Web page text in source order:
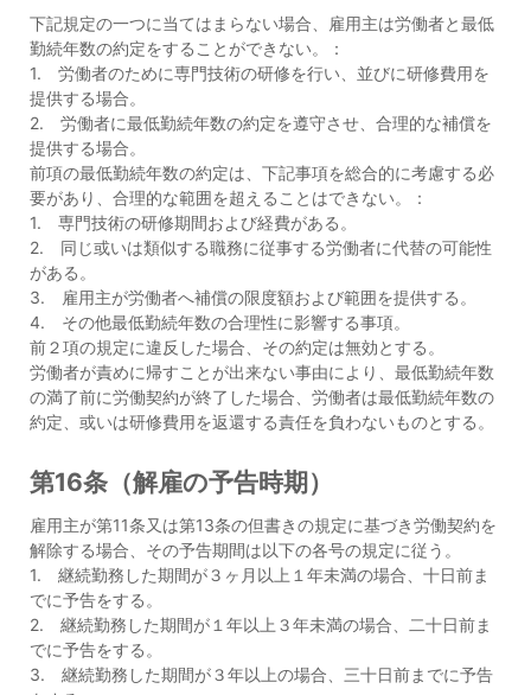
下記規定の一つに当てはまらない場合、雇用主は労働者と最低
勤続年数の約定をすることができない。：
1. 労働者のために専門技術の研修を行い、並びに研修費用を
提供する場合。
2. 労働者に最低勤続年数の約定を遵守させ、合理的な補償を
提供する場合。
前項の最低勤続年数の約定は、下記事項を総合的に考慮する必
要があり、合理的な範囲を超えることはできない。：
1. 専門技術の研修期間および経費がある。
2. 同じ或いは類似する職務に従事する労働者に代替の可能性
がある。
3. 雇用主が労働者へ補償の限度額および範囲を提供する。
4. その他最低勤続年数の合理性に影響する事項。
前２項の規定に違反した場合、その約定は無効とする。
労働者が責めに帰すことが出来ない事由により、最低勤続年数
の満了前に労働契約が終了した場合、労働者は最低勤続年数の
約定、或いは研修費用を返還する責任を負わないものとする。
第16条（解雇の予告時期）
雇用主が第11条又は第13条の但書きの規定に基づき労働契約を
解除する場合、その予告期間は以下の各号の規定に従う。
1. 継続勤務した期間が３ヶ月以上１年未満の場合、十日前ま
でに予告をする。
2. 継続勤務した期間が１年以上３年未満の場合、二十日前ま
でに予告をする。
3. 継続勤務した期間が３年以上の場合、三十日前までに予告